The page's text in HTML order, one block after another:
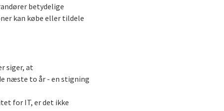
betydelige
kan købe eller tildele
siger, at
næste to år - en stigning
for IT, er det ikke